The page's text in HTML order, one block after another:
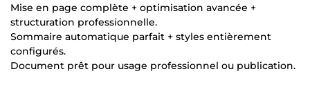
Mise en page complète + optimisation avancée +
structuration professionnelle.
Sommaire automatique parfait + styles entièrement
configurés.
Document prêt pour usage professionnel ou publication.